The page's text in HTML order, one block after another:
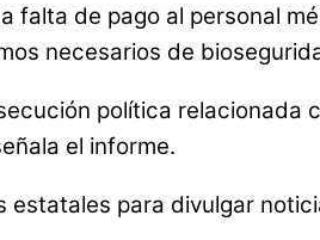
falta de pago al personal
necesarios de
política relacionada
el informe.
para divulgar